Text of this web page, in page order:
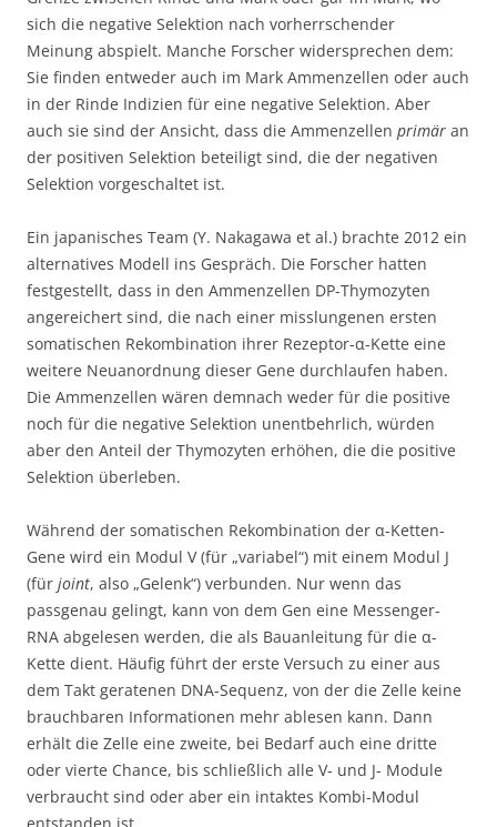
sich die negative Selektion nach vorherrschender
Meinung abspielt. Manche Forscher widersprechen dem:
Sie finden entweder auch im Mark Ammenzellen oder auch
in der Rinde Indizien für eine negative Selektion. Aber
auch sie sind der Ansicht, dass die Ammenzellen primär an
der positiven Selektion beteiligt sind, die der negativen
Selektion vorgeschaltet ist.
Ein japanisches Team (Y. Nakagawa et al.) brachte 2012 ein
alternatives Modell ins Gespräch. Die Forscher hatten
festgestellt, dass in den Ammenzellen DP-Thymozyten
angereichert sind, die nach einer misslungenen ersten
somatischen Rekombination ihrer Rezeptor-α-Kette eine
weitere Neuanordnung dieser Gene durchlaufen haben.
Die Ammenzellen wären demnach weder für die positive
noch für die negative Selektion unentbehrlich, würden
aber den Anteil der Thymozyten erhöhen, die die positive
Selektion überleben.
Während der somatischen Rekombination der α-Ketten-
Gene wird ein Modul V (für „variabel“) mit einem Modul J
(für joint, also „Gelenk“) verbunden. Nur wenn das
passgenau gelingt, kann von dem Gen eine Messenger-
RNA abgelesen werden, die als Bauanleitung für die α-
Kette dient. Häufig führt der erste Versuch zu einer aus
dem Takt geratenen DNA-Sequenz, von der die Zelle keine
brauchbaren Informationen mehr ablesen kann. Dann
erhält die Zelle eine zweite, bei Bedarf auch eine dritte
oder vierte Chance, bis schließlich alle V- und J- Module
verbraucht sind oder aber ein intaktes Kombi-Modul
entstanden ist.